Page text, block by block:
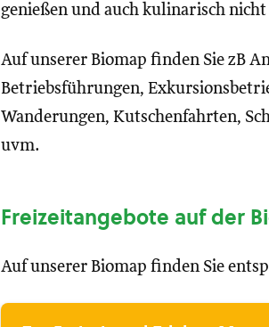
genießen und auch kulinarisch
Auf unserer Biomap finden Sie zB
Betriebsführungen,
Wanderungen, Kutschenfahrten,
uvm.
Freizeitangebote auf der
Auf unserer Biomap finden Sie